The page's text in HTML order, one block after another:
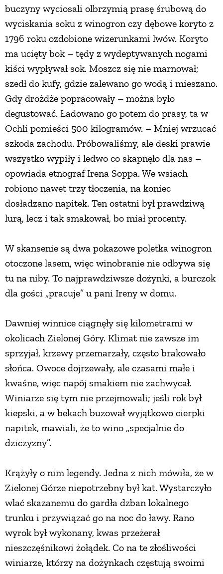
buczyny wyciosali olbrzymią prasę śrubową do
wyciskania soku z winogron czy dębowe koryto z
1796 roku ozdobione wizerunkami lwów. Koryto
ma ucięty bok – tędy z wydeptywanych nogami
kiści wypływał sok. Moszcz się nie marnował;
szedł do kufy, gdzie zalewano go wodą i mieszano.
Gdy drożdże popracowały – można było
degustować. Ładowano go potem do prasy, ta w
Ochli pomieści 500 kilogramów. – Mniej wrzucać
szkoda zachodu. Próbowaliśmy, ale deski prawie
wszystko wypiły i ledwo co skapnęło dla nas –
opowiada etnograf Irena Soppa. We wsiach
robiono nawet trzy tłoczenia, na koniec
dosładzano napitek. Ten ostatni był prawdziwą
lurą, lecz i tak smakował, bo miał procenty.
W skansenie są dwa pokazowe poletka winogron
otoczone lasem, więc winobranie nie odbywa się
tu na niby. To najprawdziwsze dożynki, a burczok
dla gości „pracuje” u pani Ireny w domu.
Dawniej winnice ciągnęły się kilometrami w
okolicach Zielonej Góry. Klimat nie zawsze im
sprzyjał, krzewy przemarzały, często brakowało
słońca. Owoce dojrzewały, ale czasami małe i
kwaśne, więc napój smakiem nie zachwycał.
Winiarze się tym nie przejmowali; jeśli rok był
kiepski, a w bekach buzował wyjątkowo cierpki
napitek, mawiali, że to wino „specjalnie do
dziczyzny”.
Krążyły o nim legendy. Jedna z nich mówiła, że w
Zielonej Górze niepotrzebny był kat. Wystarczyło
wlać skazanemu do gardła dzban lokalnego
trunku i przywiązać go na noc do ławy. Rano
wyrok był wykonany, kwas przeżerał
nieszczęśnikowi żołądek. Co na te złośliwości
winiarze, którzy na dożynkach częstują swoimi